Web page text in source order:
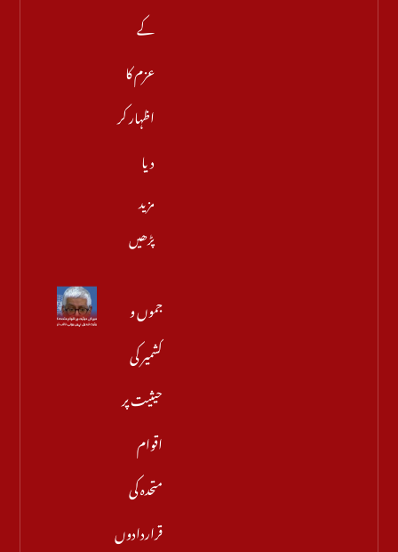
کے
عزم کا
اظہار کر
دیا
مزید
پڑھیں
جموں و
کشمیر کی
حیثیت پر
اقوام
متحدہ کی
قراردادوں